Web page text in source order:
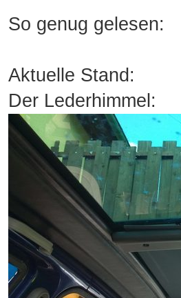
So genug gelesen:
Aktuelle Stand:
Der Lederhimmel: